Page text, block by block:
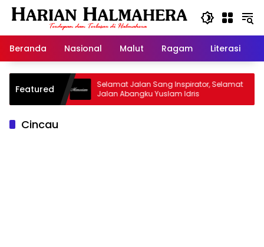
Langsung
Beranda
Nasional Malut Ragam Literasi
Featured
Selamat Jalan Sang Inspirator, Selamat
Jalan Abangku Yuslam Idris
Cincau